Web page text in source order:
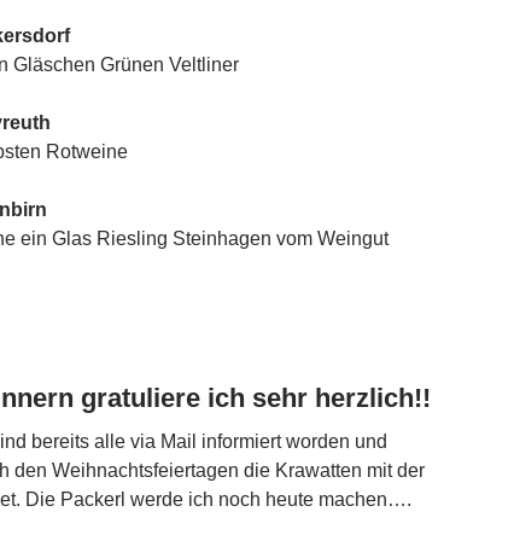
Gläschen Grünen Veltliner
Rotweine
ein Glas Riesling Steinhagen vom Weingut
gratuliere ich sehr herzlich!!
bereits alle via Mail informiert worden und
den Weihnachtsfeiertagen die Krawatten mit der
Die Packerl werde ich noch heute machen….